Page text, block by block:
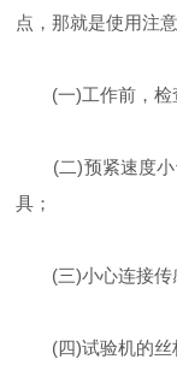
点，那就是使用注
(一)工作前，检
(二)预紧速度小
具；
(三)小心连接传
(四)试验机的丝